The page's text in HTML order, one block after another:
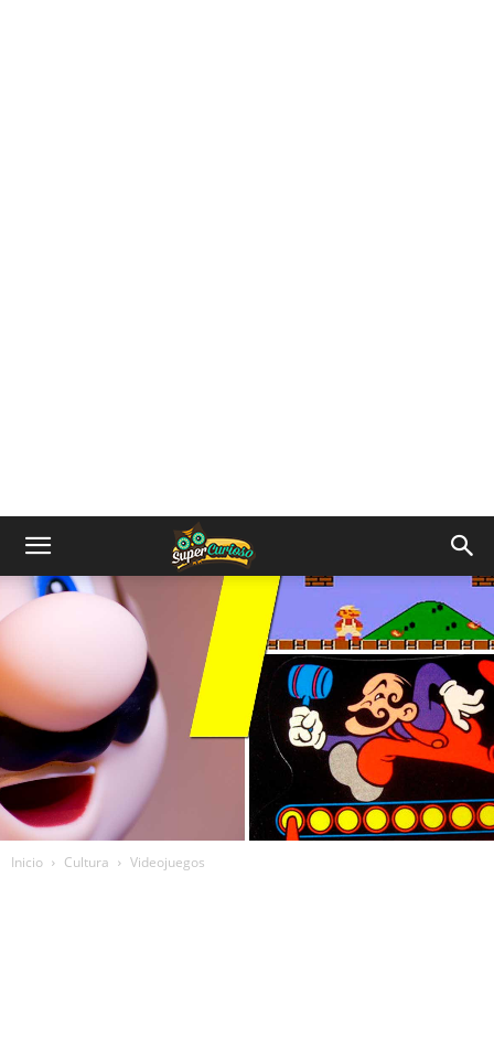
Inicio Cultura Videojuegos